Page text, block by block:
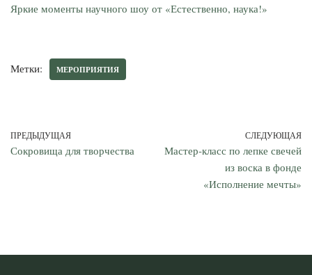
Яркие моменты научного шоу от «Естественно, наука!»
Метки: МЕРОПРИЯТИЯ
ПРЕДЫДУЩАЯ
Сокровища для творчества
СЛЕДУЮЩАЯ
Мастер‑класс по лепке свечей
из воска в фонде
«Исполнение мечты»